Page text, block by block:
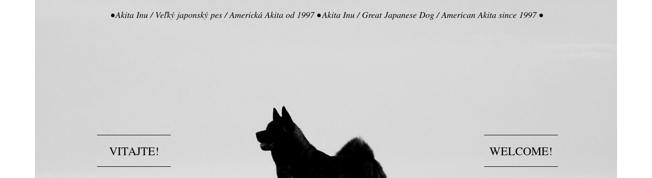
•Akita Inu / Veľký japonský pes / Americká Akita od 1997 •Akita Inu / Great Japanese Dog / American Akita since 1997 •
VITAJTE! WELCOME!